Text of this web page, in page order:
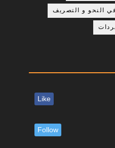
النحو و التصريف
Like
Follow